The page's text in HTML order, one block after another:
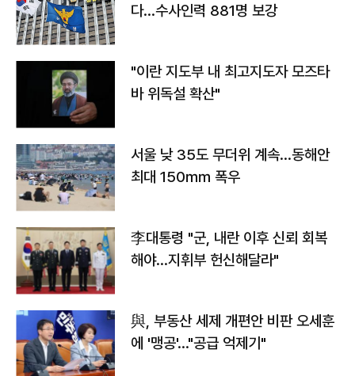
다…수사인력 881명 보강
"이란 지도부 내 최고지도자 모즈타
바 위독설 확산"
서울 낮 35도 무더위 계속…동해안
최대 150㎜ 폭우
李대통령 "군, 내란 이후 신뢰 회복
해야…지휘부 헌신해달라"
與, 부동산 세제 개편안 비판 오세훈
에 '맹공'…"공급 억제기"